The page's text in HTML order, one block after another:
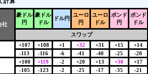
社
豪ドル
円
豪ドル
ドル
ドル円
ユーロ
円
ユーロ
ドル
ポンド
円
ポンド
ドル
スワップ
+107 +108 +1 +32 +31 +15 +14
-113 -116 -6 -41 -40 -25 -20
+100 +119 -2 +20 +13 +30 +17
-105 -123 -2 -25 -17 -35 -21